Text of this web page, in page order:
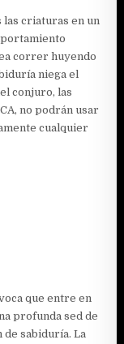
criaturas en un
correr huyendo
niega el
conjuro, las
no podrán usar
cualquier
que entre en
profunda sed de
de sabiduría. La